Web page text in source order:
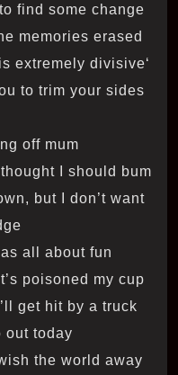
find some change
memories erased
‘Cause you know what, life is extremely divisive
to trim your sides
off mum
I should bum
but I don’t want
all about fun
poisoned my cup
get hit by a truck
out today
the world away